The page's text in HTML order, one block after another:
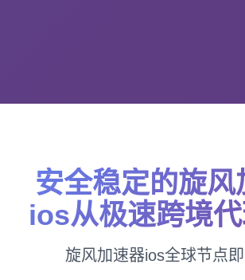
安全稳定的旋风
ios从极速跨境
旋风加速器ios全球节点